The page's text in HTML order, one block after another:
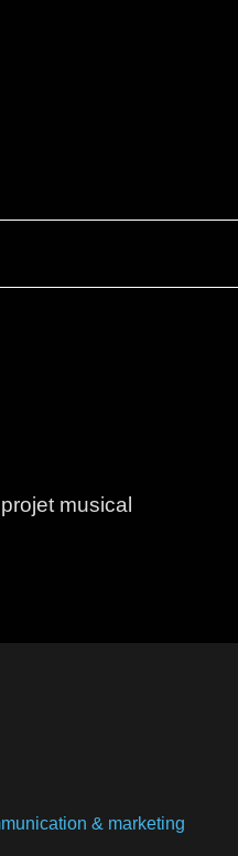
musical
& marketing